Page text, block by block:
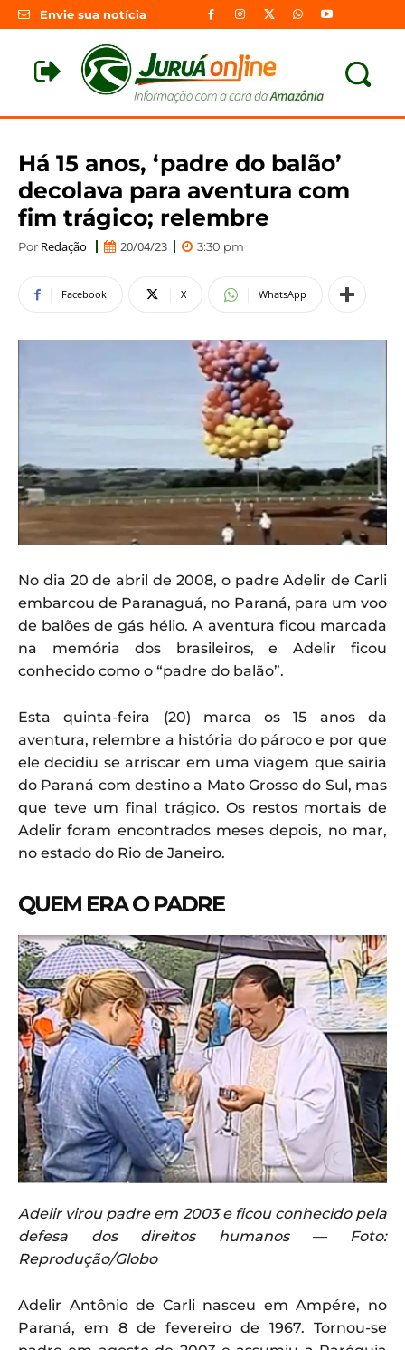
Envie sua notícia
Há 15 anos, ‘padre do balão’
decolava para aventura com
fim trágico; relembre
Por Redação 20/04/23 3:30 pm
Facebook X WhatsApp
No dia 20 de abril de 2008, o padre Adelir de Carli
embarcou de Paranaguá, no Paraná, para um voo
de balões de gás hélio. A aventura ficou marcada
na memória dos brasileiros, e Adelir ficou
conhecido como o “padre do balão”.
Esta quinta-feira (20) marca os 15 anos da
aventura, relembre a história do pároco e por que
ele decidiu se arriscar em uma viagem que sairia
do Paraná com destino a Mato Grosso do Sul, mas
que teve um final trágico. Os restos mortais de
Adelir foram encontrados meses depois, no mar,
no estado do Rio de Janeiro.
QUEM ERA O PADRE
Adelir virou padre em 2003 e ficou conhecido pela
defesa dos direitos humanos — Foto:
Reprodução/Globo
Adelir Antônio de Carli nasceu em Ampére, no
Paraná, em 8 de fevereiro de 1967. Tornou-se